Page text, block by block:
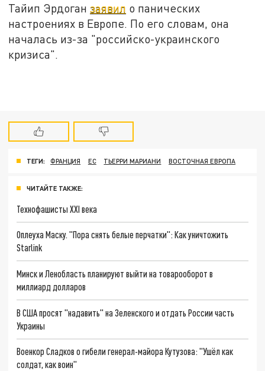
Тайип Эрдоганзаявил о панических
настроениях в Европе. По его словам, она
началась из-за "российско-украинского
кризиса".
ТЕГИ: ФРАНЦИЯ ЕС ТЬЕРРИ МАРИАНИ ВОСТОЧНАЯ ЕВРОПА
ЧИТАЙТЕ ТАКЖЕ:
Технофашисты XXI века
Оплеуха Маску. "Пора снять белые перчатки": Как уничтожить
Starlink
Минск и Ленобласть планируют выйти на товарооборот в
миллиард долларов
В США просят "надавить" на Зеленского и отдать России часть
Украины
Военкор Сладков о гибели генерал-майора Кутузова: "Ушёл как
солдат, как воин"